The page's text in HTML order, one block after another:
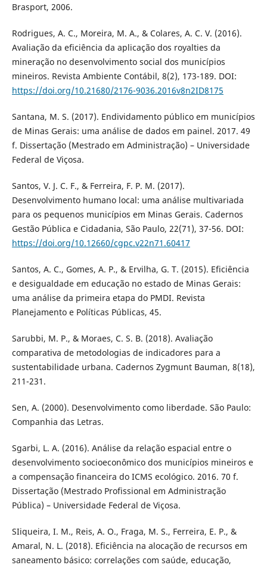
Brasport, 2006.
Rodrigues, A. C., Moreira, M. A., & Colares, A. C. V. (2016).
Avaliação da eficiência da aplicação dos royalties da
mineração no desenvolvimento social dos municípios
mineiros. Revista Ambiente Contábil, 8(2), 173-189. DOI:
https://doi.org/10.21680/2176-9036.2016v8n2ID8175
Santana, M. S. (2017). Endividamento público em municípios
de Minas Gerais: uma análise de dados em painel. 2017. 49
f. Dissertação (Mestrado em Administração) – Universidade
Federal de Viçosa.
Santos, V. J. C. F., & Ferreira, F. P. M. (2017).
Desenvolvimento humano local: uma análise multivariada
para os pequenos municípios em Minas Gerais. Cadernos
Gestão Pública e Cidadania, São Paulo, 22(71), 37-56. DOI:
https://doi.org/10.12660/cgpc.v22n71.60417
Santos, A. C., Gomes, A. P., & Ervilha, G. T. (2015). Eficiência
e desigualdade em educação no estado de Minas Gerais:
uma análise da primeira etapa do PMDI. Revista
Planejamento e Políticas Públicas, 45.
Sarubbi, M. P., & Moraes, C. S. B. (2018). Avaliação
comparativa de metodologias de indicadores para a
sustentabilidade urbana. Cadernos Zygmunt Bauman, 8(18),
211-231.
Sen, A. (2000). Desenvolvimento como liberdade. São Paulo:
Companhia das Letras.
Sgarbi, L. A. (2016). Análise da relação espacial entre o
desenvolvimento socioeconômico dos municípios mineiros e
a compensação financeira do ICMS ecológico. 2016. 70 f.
Dissertação (Mestrado Profissional em Administração
Pública) – Universidade Federal de Viçosa.
SIiqueira, I. M., Reis, A. O., Fraga, M. S., Ferreira, E. P., &
Amaral, N. L. (2018). Eficiência na alocação de recursos em
saneamento básico: correlações com saúde, educação,